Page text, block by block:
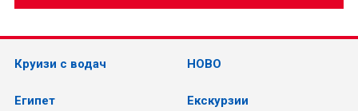
Круизи с водач НОВО
Египет Екскурзии